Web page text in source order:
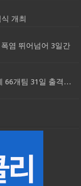
개최
염 뛰어넘어 3일간
66개팀 31일 출격…